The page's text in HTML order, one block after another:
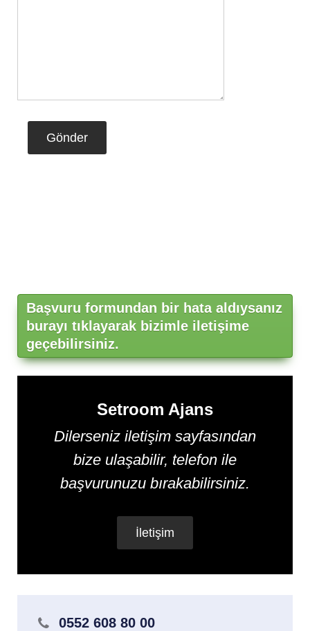
Gönder
Başvuru formundan bir hata aldıysanız
burayı tıklayarak bizimle iletişime
geçebilirsiniz.
Setroom Ajans
Dilerseniz iletişim sayfasından
bize ulaşabilir, telefon ile
başvurunuzu bırakabilirsiniz.
İletişim
0552 608 80 00